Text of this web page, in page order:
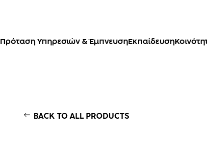
Πρόταση Υπηρεσιών & ΈμπνευσηΕκπαίδευση
BACK TO ALL PRODUCTS